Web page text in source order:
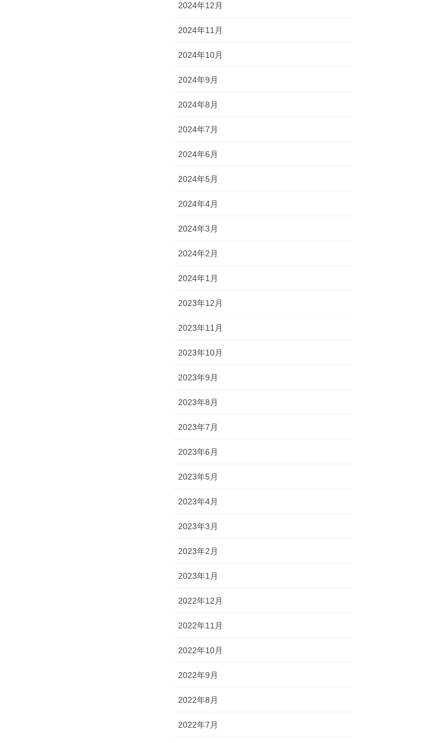
2024年12月
2024年11月
2024年10月
2024年9月
2024年8月
2024年7月
2024年6月
2024年5月
2024年4月
2024年3月
2024年2月
2024年1月
2023年12月
2023年11月
2023年10月
2023年9月
2023年8月
2023年7月
2023年6月
2023年5月
2023年4月
2023年3月
2023年2月
2023年1月
2022年12月
2022年11月
2022年10月
2022年9月
2022年8月
2022年7月